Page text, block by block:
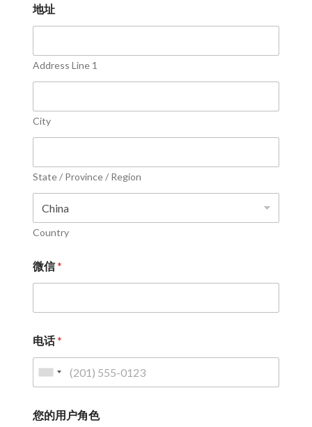
地址
Address Line 1
City
State / Province / Region
Country
微信*
电话*
您的用户角色